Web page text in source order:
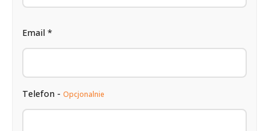
Email *
Telefon - Opcjonalnie